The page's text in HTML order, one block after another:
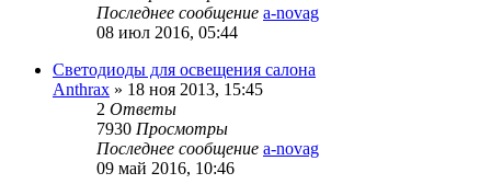
Последнее сообщение a-novag
08 июл 2016, 05:44
Светодиоды для освещения салона
Anthrax » 18 ноя 2013, 15:45
2 Ответы
7930 Просмотры
Последнее сообщение a-novag
09 май 2016, 10:46